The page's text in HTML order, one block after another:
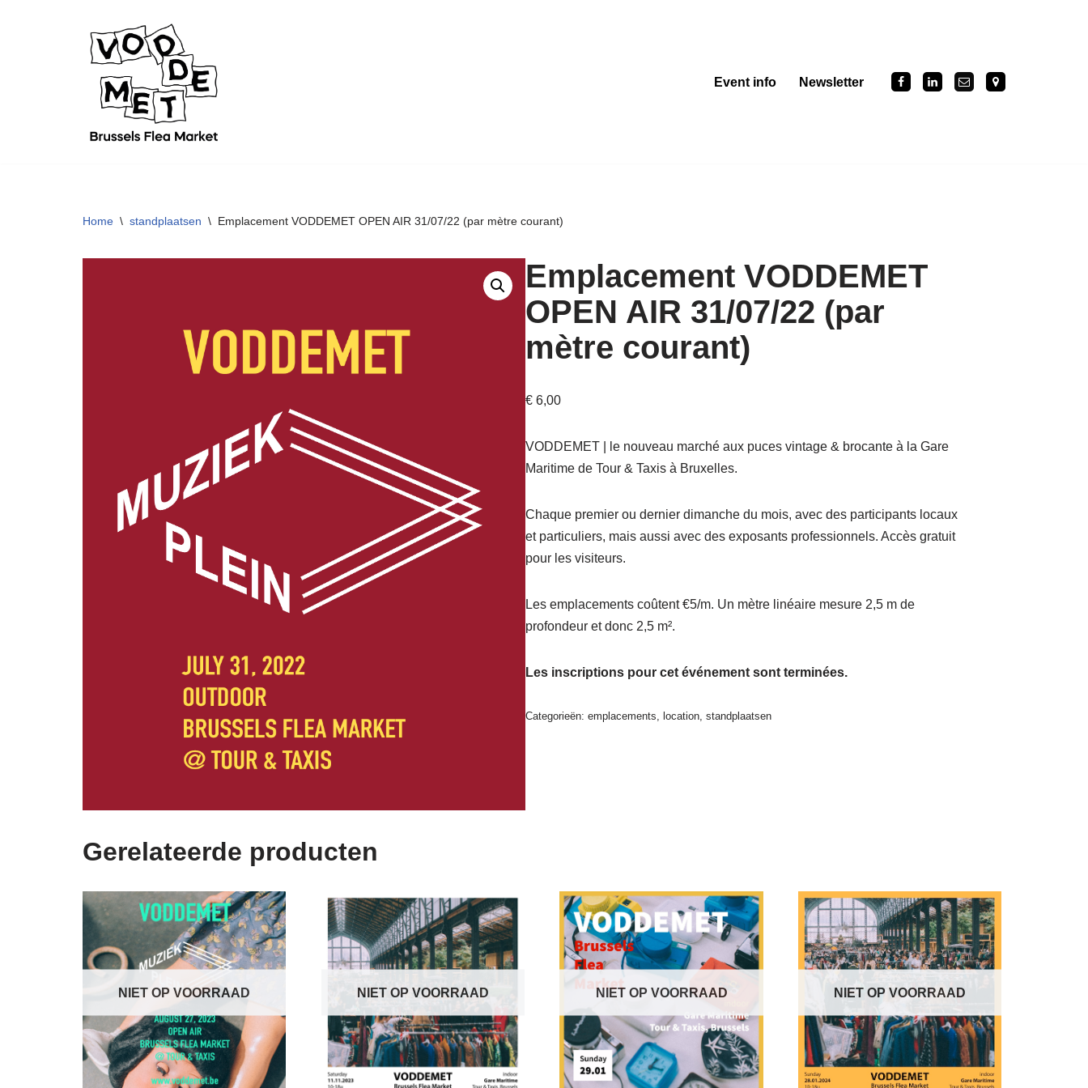
Event info Newsletter
Home \ standplaatsen \ Emplacement VODDEMET OPEN AIR 31/07/22 (par mètre courant)
Emplacement VODDEMET
OPEN AIR 31/07/22 (par
mètre courant)
€ 6,00
VODDEMET | le nouveau marché aux puces vintage & brocante à la Gare
Maritime de Tour & Taxis à Bruxelles.
Chaque premier ou dernier dimanche du mois, avec des participants locaux
et particuliers, mais aussi avec des exposants professionnels. Accès gratuit
pour les visiteurs.
Les emplacements coûtent €5/m. Un mètre linéaire mesure 2,5 m de
profondeur et donc 2,5 m².
Les inscriptions pour cet événement sont terminées.
Categorieën:emplacements, location,standplaatsen
Gerelateerde producten
NIET OP VOORRAAD NIET OP VOORRAAD NIET OP VOORRAAD NIET OP VOORRAAD